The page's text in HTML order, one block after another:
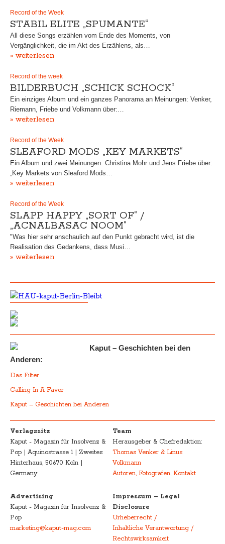
Record of the Week
STABIL ELITE „SPUMANTE“
All diese Songs erzählen vom Ende des Moments, von
Vergänglichkeit, die im Akt des Erzählens, als…
» weiterlesen
Record of the week
BILDERBUCH „SCHICK SCHOCK“
Ein einziges Album und ein ganzes Panorama an Meinungen: Venker,
Riemann, Friebe und Volkmann über:…
» weiterlesen
Record of the Week
SLEAFORD MODS „KEY MARKETS“
Ein Album und zwei Meinungen. Christina Mohr und Jens Friebe über:
„Key Markets von Sleaford Mods…
» weiterlesen
Record of the Week
SLAPP HAPPY „SORT OF“ /
„ACNALBASAC NOOM“
"Was hier sehr anschaulich auf den Punkt gebracht wird, ist die
Realisation des Gedankens, dass Musi…
» weiterlesen
Kaput – Geschichten bei den
Anderen:
Das Filter
Calling In A Favor
Kaput – Geschichten bei Anderen
Verlagssitz
Kaput - Magazin für Insolvenz &
Pop | Aquinostrasse 1 | Zweites
Hinterhaus, 50670 Köln |
Germany
Team
Herausgeber & Chefredaktion:
Thomas Venker & Linus
Volkmann
Autoren, Fotografen, Kontakt
Advertising
Kaput - Magazin für Insolvenz &
Pop
marketing@kaput-mag.com
Impressum – Legal
Disclosure
Urheberrecht /
Inhaltliche Verantwortung /
Rechtswirksamkeit